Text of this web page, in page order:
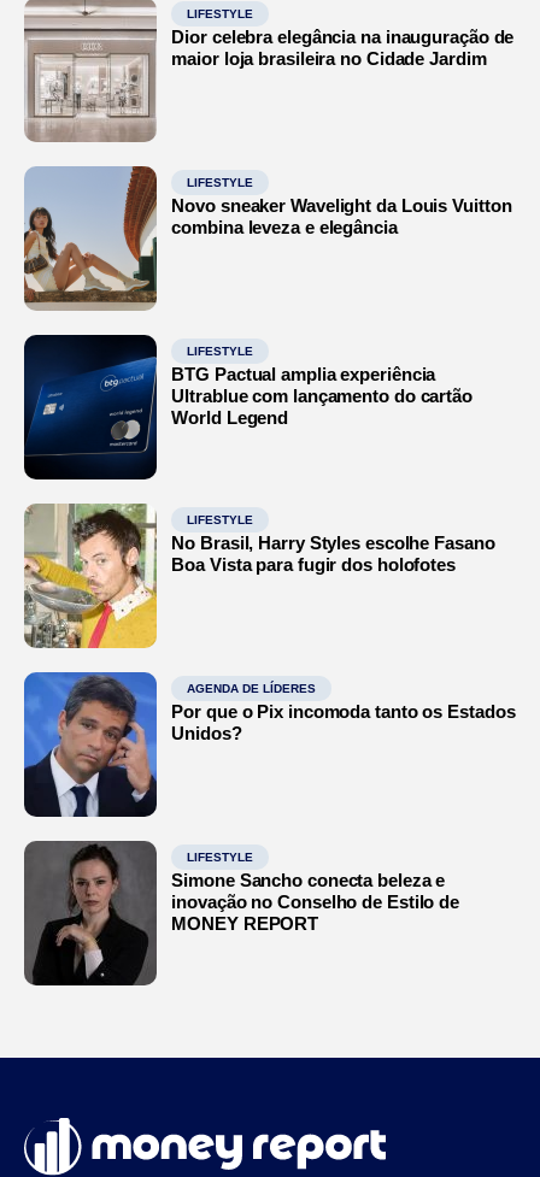
LIFESTYLE
Dior celebra elegância na inauguração de
maior loja brasileira no Cidade Jardim
LIFESTYLE
Novo sneaker Wavelight da Louis Vuitton
combina leveza e elegância
LIFESTYLE
BTG Pactual amplia experiência
Ultrablue com lançamento do cartão
World Legend
LIFESTYLE
No Brasil, Harry Styles escolhe Fasano
Boa Vista para fugir dos holofotes
AGENDA DE LÍDERES
Por que o Pix incomoda tanto os Estados
Unidos?
LIFESTYLE
Simone Sancho conecta beleza e
inovação no Conselho de Estilo de
MONEY REPORT